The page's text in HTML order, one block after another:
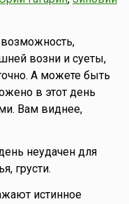
возни и суеты,
А можете быть
в этот день
Вам виднее,
неудачен для
грусти.
истинное